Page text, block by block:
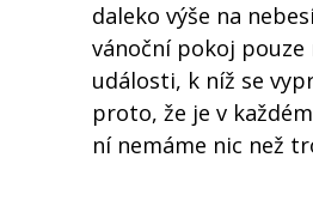
daleko výše na
vánoční pokoj
události, k níž se
proto, že je v
ní nemáme nic než